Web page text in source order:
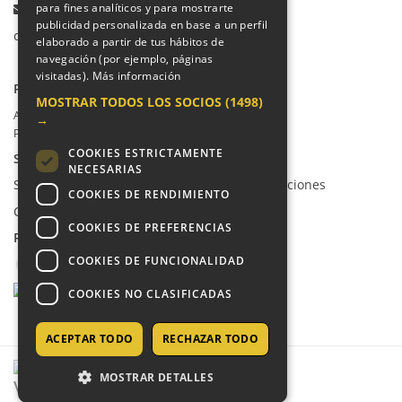
Email:
colegio@villalkor.com
PRIVACIDAD
Aviso legal / Política de privacidad
Política de cookies
SUGERENCIAS Y CANAL DE DENUNCIAS
Sugerencias, Quejas, Reclamaciones y Felicitaciones
Canal de denuncias
REDES SOCIALES
COPYRIGHT © 2026 - COLEGIO VILLALKOR
para fines analíticos y para mostrarte
publicidad personalizada en base a un perfil
elaborado a partir de tus hábitos de
navegación (por ejemplo, páginas
visitadas). Más información
MOSTRAR TODOS LOS SOCIOS (1498)
→
COOKIES ESTRICTAMENTE
NECESARIAS
COOKIES DE RENDIMIENTO
COOKIES DE PREFERENCIAS
COOKIES DE FUNCIONALIDAD
COOKIES NO CLASIFICADAS
ACEPTAR TODO RECHAZAR TODO
MOSTRAR DETALLES